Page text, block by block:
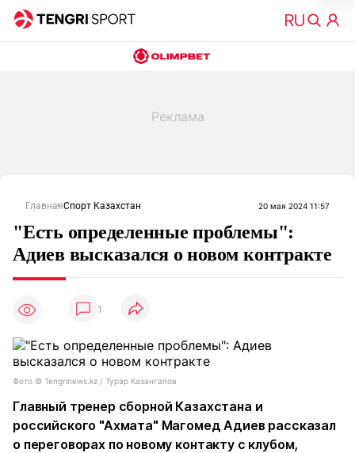
ГлавнаяСпорт Казахстан 20 мая 2024 11:57
"Есть определенные проблемы":
Адиев высказался о новом контракте
1
Фото ©️ Tengrinews.kz / Турар Казангапов
Главный тренер сборной Казахстана и
российского "Ахмата" Магомед Адиев рассказал
о переговорах по новому контакту с клубом,